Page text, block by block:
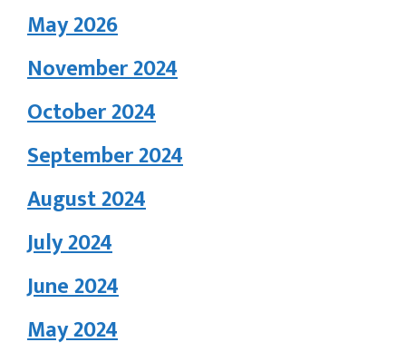
May 2026
November 2024
October 2024
September 2024
August 2024
July 2024
June 2024
May 2024